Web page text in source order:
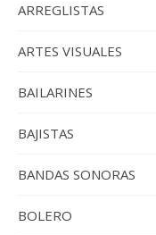
ARREGLISTAS
ARTES VISUALES
BAILARINES
BAJISTAS
BANDAS SONORAS
BOLERO